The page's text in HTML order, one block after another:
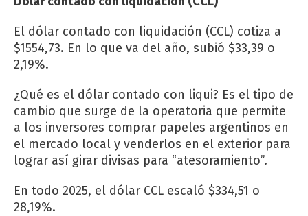
El dólar contado con liquidación (CCL) cotiza a
$1554,73. En lo que va del año, subió $33,39 o
2,19%.
¿Qué es el dólar contado con liqui? Es el tipo de
cambio que surge de la operatoria que permite
a los inversores comprar papeles argentinos en
el mercado local y venderlos en el exterior para
lograr así girar divisas para “atesoramiento”.
En todo 2025, el dólar CCL escaló $334,51 o
28,19%.